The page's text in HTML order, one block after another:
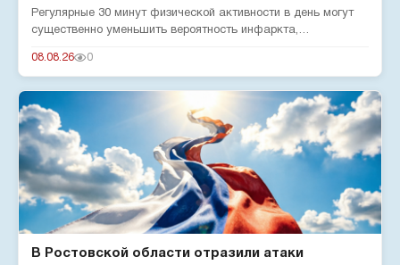
Регулярные 30 минут физической активности в день могут
существенно уменьшить вероятность инфаркта,
08.08.26 0
В Ростовской области отразили атаки